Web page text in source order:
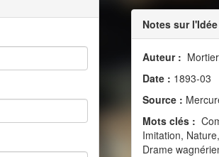
Notes sur
Auteur :
Date : 1893-03
Source :
Mots clés :
Imitation,
Drame